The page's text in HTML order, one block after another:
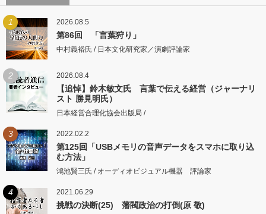
1 2026.08.5
第86回 「言葉狩り」
中村義裕氏 / 日本文化研究家／演劇評論家
2 2026.08.4
【追悼】鈴木敏文氏 言葉で伝える経営（ジャーナリ
スト 勝見明氏）
日本経営合理化協会出版局 /
3 2022.02.2
第125回「USBメモリの音声データをスマホに取り込
む方法」
鴻池賢三氏 / オーディオビジュアル機器 評論家
4 2021.06.29
挑戦の決断(25) 藩閥政治の打倒(原 敬)